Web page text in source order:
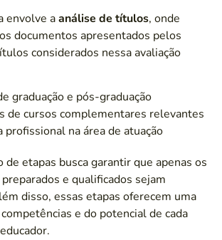
envolve aanálise de títulos, onde
documentos apresentados pelos
considerados nessa avaliação
graduação e pós-graduação
de cursos complementares relevantes
profissional na área de atuação
de etapas busca garantir que apenas os
e qualificados sejam
disso, essas etapas oferecem uma
e do potencial de cada